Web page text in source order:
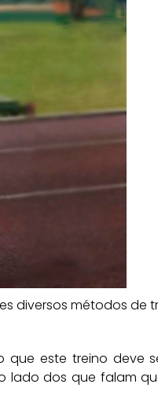
diversos métodos de
este treino deve
dos que falam